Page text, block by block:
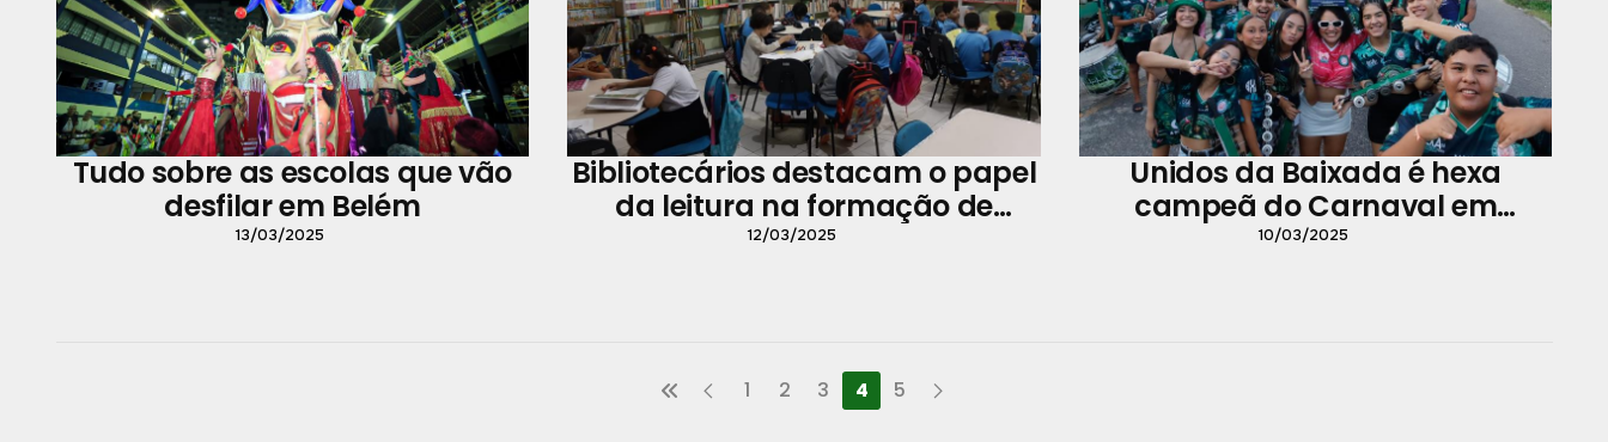
Tudo sobre as escolas que vão
desfilar em Belém
13/03/2025
Bibliotecários destacam o papel
da leitura na formação de
estudantes
12/03/2025
Unidos da Baixada é hexa
campeã do Carnaval em
Icoaraci
10/03/2025
1 2 3 4 5